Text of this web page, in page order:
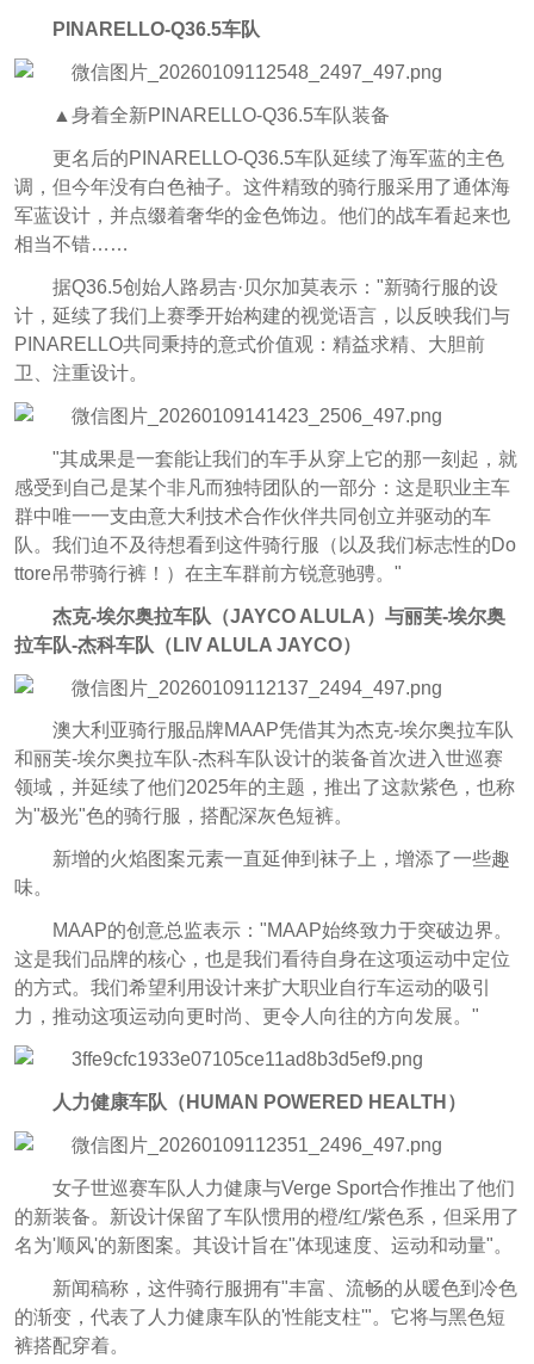
PINARELLO-Q36.5车队
▲身着全新PINARELLO-Q36.5车队装备
更名后的PINARELLO-Q36.5车队延续了海军蓝的主色
调，但今年没有白色袖子。这件精致的骑行服采用了通体海
军蓝设计，并点缀着奢华的金色饰边。他们的战车看起来也
相当不错……
据Q36.5创始人路易吉·贝尔加莫表示："新骑行服的设
计，延续了我们上赛季开始构建的视觉语言，以反映我们与
PINARELLO共同秉持的意式价值观：精益求精、大胆前
卫、注重设计。
"其成果是一套能让我们的车手从穿上它的那一刻起，就
感受到自己是某个非凡而独特团队的一部分：这是职业主车
群中唯一一支由意大利技术合作伙伴共同创立并驱动的车
队。我们迫不及待想看到这件骑行服（以及我们标志性的Do
ttore吊带骑行裤！）在主车群前方锐意驰骋。"
杰克-埃尔奥拉车队（JAYCO ALULA）与丽芙-埃尔奥
拉车队-杰科车队（LIV ALULA JAYCO）
澳大利亚骑行服品牌MAAP凭借其为杰克-埃尔奥拉车队
和丽芙-埃尔奥拉车队-杰科车队设计的装备首次进入世巡赛
领域，并延续了他们2025年的主题，推出了这款紫色，也称
为"极光"色的骑行服，搭配深灰色短裤。
新增的火焰图案元素一直延伸到袜子上，增添了一些趣
味。
MAAP的创意总监表示："MAAP始终致力于突破边界。
这是我们品牌的核心，也是我们看待自身在这项运动中定位
的方式。我们希望利用设计来扩大职业自行车运动的吸引
力，推动这项运动向更时尚、更令人向往的方向发展。"
人力健康车队（ HUMAN POWERED HEALTH）
女子世巡赛车队人力健康与Verge Sport合作推出了他们
的新装备。新设计保留了车队惯用的橙/红/紫色系，但采用了
名为'顺风'的新图案。其设计旨在"体现速度、运动和动量"。
新闻稿称，这件骑行服拥有"丰富、流畅的从暖色到冷色
的渐变，代表了人力健康车队的'性能支柱'"。它将与黑色短
裤搭配穿着。